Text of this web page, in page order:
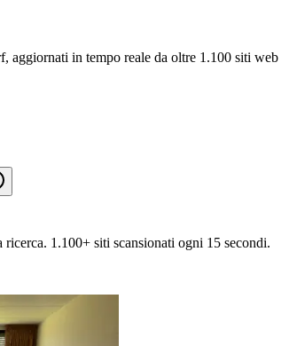
aggiornati in tempo reale da oltre 1.100 siti web
inserzioni a Ooststellingwerf
Utrecht Den-haag